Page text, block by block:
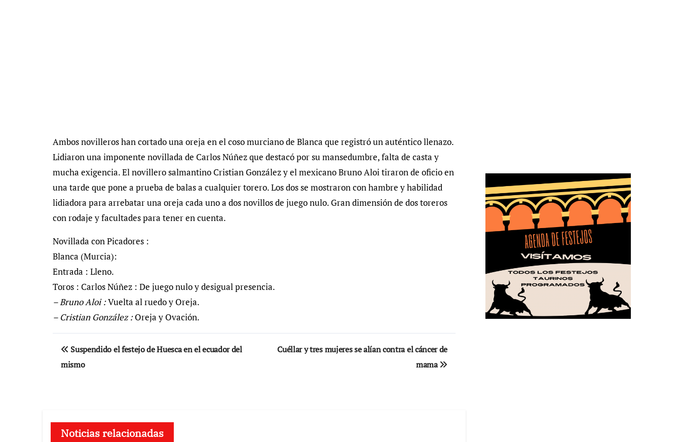
Ambos novilleros han cortado una oreja en el coso murciano de Blanca que registró un auténtico llenazo.
Lidiaron una imponente novillada de Carlos Núñez que destacó por su mansedumbre, falta de casta y
mucha exigencia. El novillero salmantino Cristian González y el mexicano Bruno Aloi tiraron de oficio en
una tarde que pone a prueba de balas a cualquier torero. Los dos se mostraron con hambre y habilidad
lidiadora para arrebatar una oreja cada uno a dos novillos de juego nulo. Gran dimensión de dos toreros
con rodaje y facultades para tener en cuenta.
Novillada con Picadores :
Blanca (Murcia):
Entrada : Lleno.
Toros : Carlos Núñez : De juego nulo y desigual presencia.
– Bruno Aloi :Vuelta al ruedo y Oreja.
– Cristian González :Oreja y Ovación.
Navegación
de
Suspendido el festejo de Huesca en el ecuador del
mismo
Cuéllar y tres mujeres se alían contra el cáncer de
mama
Noticias relacionadas